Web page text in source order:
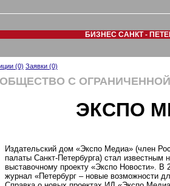
БИЗНЕС САНКТ -
(0) Заявки (0)
ОБЩЕСТВО С
ЭКСПО
Издательский дом «Экспо Медиа» (член
палаты Санкт-Петербурга) стал
выставочному проекту «Экспо Новости».
журнал «Петербург – новые возможности